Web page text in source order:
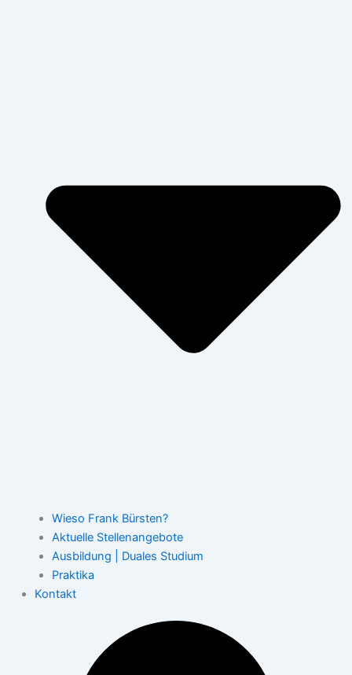
Wieso Frank Bürsten?
Aktuelle Stellenangebote
Ausbildung | Duales Studium
Praktika
Kontakt